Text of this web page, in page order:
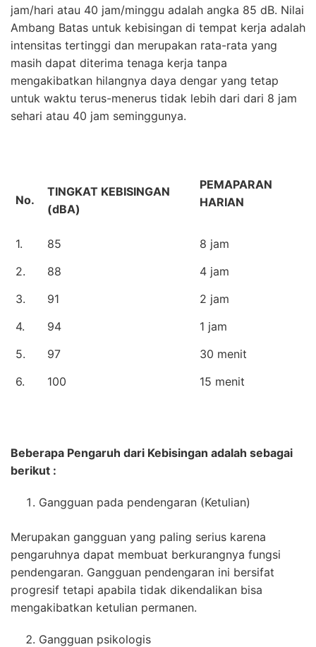
jam/hari atau 40 jam/minggu adalah angka 85 dB. Nilai
Ambang Batas untuk kebisingan di tempat kerja adalah
intensitas tertinggi dan merupakan rata-rata yang
masih dapat diterima tenaga kerja tanpa
mengakibatkan hilangnya daya dengar yang tetap
untuk waktu terus-menerus tidak lebih dari dari 8 jam
sehari atau 40 jam seminggunya.
No.
TINGKAT KEBISINGAN
(dBA)
PEMAPARAN
HARIAN
1. 85
8 jam
2.
88
4 jam
3.
91
2 jam
4.
94
1 jam
5.
97
30 menit
6.
100 15 menit
Beberapa Pengaruh dari Kebisingan adalah sebagai
berikut :
Gangguan pada pendengaran (Ketulian)
Merupakan gangguan yang paling serius karena
pengaruhnya dapat membuat berkurangnya fungsi
pendengaran. Gangguan pendengaran ini bersifat
progresif tetapi apabila tidak dikendalikan bisa
mengakibatkan ketulian permanen.
Gangguan psikologis